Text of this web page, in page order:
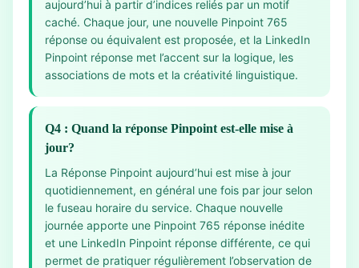
aujourd’hui à partir d’indices reliés par un motif
caché. Chaque jour, une nouvelle Pinpoint 765
réponse ou équivalent est proposée, et la LinkedIn
Pinpoint réponse met l’accent sur la logique, les
associations de mots et la créativité linguistique.
Q4 : Quand la réponse Pinpoint est-elle mise à
jour?
La Réponse Pinpoint aujourd’hui est mise à jour
quotidiennement, en général une fois par jour selon
le fuseau horaire du service. Chaque nouvelle
journée apporte une Pinpoint 765 réponse inédite
et une LinkedIn Pinpoint réponse différente, ce qui
permet de pratiquer régulièrement l’observation de